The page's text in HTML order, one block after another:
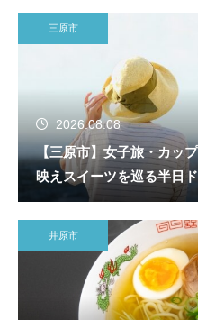
三原市
2026.08.08
【三原市】女子旅・カッ
映えスイーツを巡る半日
井原市